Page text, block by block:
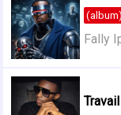
(album)
Fally
Travail